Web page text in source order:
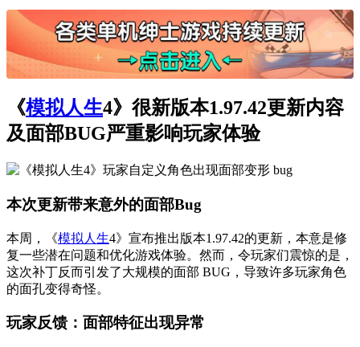
《模拟人生4》很新版本1.97.42更新内容
及面部BUG严重影响玩家体验
本次更新带来意外的面部Bug
本周，《模拟人生4》宣布推出版本1.97.42的更新，本意是修
复一些潜在问题和优化游戏体验。然而，令玩家们震惊的是，
这次补丁反而引发了大规模的面部 BUG，导致许多玩家角色
的面孔变得奇怪。
玩家反馈：面部特征出现异常